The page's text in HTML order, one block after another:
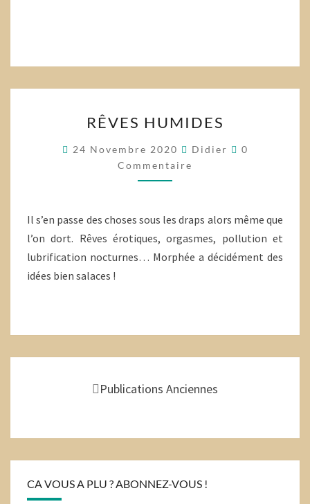
HUMIDES
RÊVES HUMIDES
24 Novembre 2020 Didier
0
Commentaire
Il s’en passe des choses sous les draps alors même que
l’on dort. Rêves érotiques, orgasmes, pollution et
lubrification nocturnes… Morphée a décidément des
idées bien salaces !
articles
Publications Anciennes
CA VOUS A PLU ? ABONNEZ-VOUS !